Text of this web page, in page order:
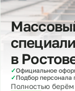
в
✓Официальное
✓Подбор персонала
Полностью